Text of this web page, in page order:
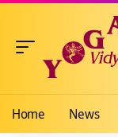
Home News